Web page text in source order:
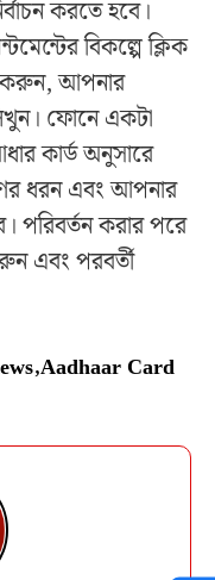
করতে হবে।
বিকল্পে ক্লিক
করুন, আপনার
ফোনে একটা
কার্ড অনুসারে
ধরন এবং আপনার
পরিবর্তন করার পরে
এবং পরবর্তী
,Aadhaar Card